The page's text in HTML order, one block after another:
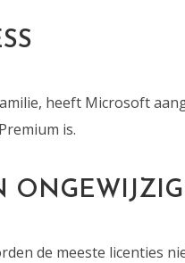
heeft Microsoft
is.
de meeste licenties